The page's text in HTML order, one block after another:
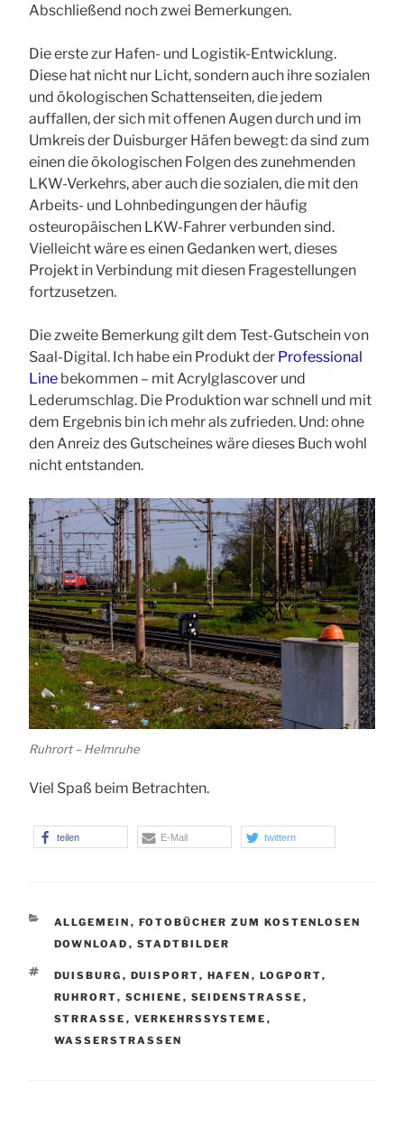
Abschließend noch zwei Bemerkungen.
Die erste zur Hafen- und Logistik-Entwicklung.
Diese hat nicht nur Licht, sondern auch ihre sozialen
und ökologischen Schattenseiten, die jedem
auffallen, der sich mit offenen Augen durch und im
Umkreis der Duisburger Häfen bewegt: da sind zum
einen die ökologischen Folgen des zunehmenden
LKW-Verkehrs, aber auch die sozialen, die mit den
Arbeits- und Lohnbedingungen der häufig
osteuropäischen LKW-Fahrer verbunden sind.
Vielleicht wäre es einen Gedanken wert, dieses
Projekt in Verbindung mit diesen Fragestellungen
fortzusetzen.
Die zweite Bemerkung gilt dem Test-Gutschein von
Saal-Digital. Ich habe ein Produkt der Professional
Line bekommen – mit Acrylglascover und
Lederumschlag. Die Produktion war schnell und mit
dem Ergebnis bin ich mehr als zufrieden. Und: ohne
den Anreiz des Gutscheines wäre dieses Buch wohl
nicht entstanden.
Ruhrort – Helmruhe
Viel Spaß beim Betrachten.
teilen E-Mail twittern
KATEGORIEN
ALLGEMEIN , FOTOBÜCHER ZUM KOSTENLOSEN
DOWNLOAD , STADTBILDER
SCHLAGWÖRTER
DUISBURG , DUISPORT, HAFEN , LOGPORT,
RUHRORT, SCHIENE , SEIDENSTRASSE
,
STRRASSE
, VERKEHRSSYSTEME ,
WASSERSTRASSEN